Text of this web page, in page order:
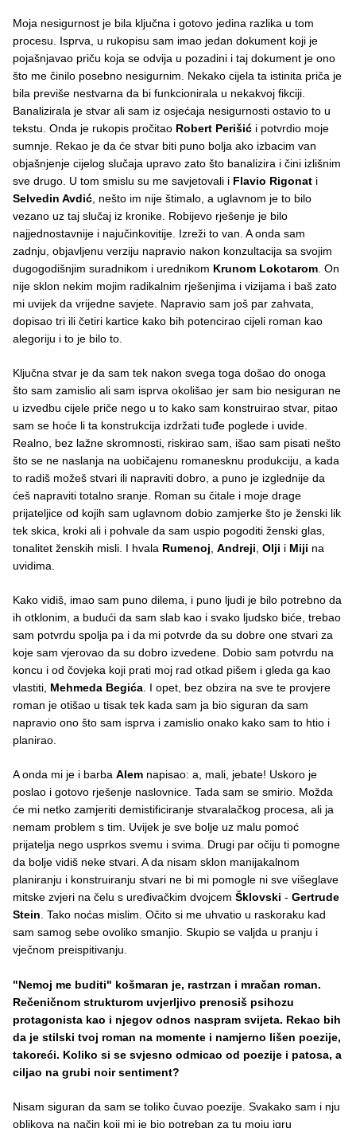
Moja nesigurnost je bila ključna i gotovo jedina razlika u tom
procesu. Isprva, u rukopisu sam imao jedan dokument koji je
pojašnjavao priču koja se odvija u pozadini i taj dokument je ono
što me činilo posebno nesigurnim. Nekako cijela ta istinita priča je
bila previše nestvarna da bi funkcionirala u nekakvoj fikciji.
Banalizirala je stvar ali sam iz osjećaja nesigurnosti ostavio to u
tekstu. Onda je rukopis pročitao Robert Perišić i potvrdio moje
sumnje. Rekao je da će stvar biti puno bolja ako izbacim van
objašnjenje cijelog slučaja upravo zato što banalizira i čini izlišnim
sve drugo. U tom smislu su me savjetovali i Flavio Rigonat i
Selvedin Avdić, nešto im nije štimalo, a uglavnom je to bilo
vezano uz taj slučaj iz kronike. Robijevo rješenje je bilo
najjednostavnije i najučinkovitije. Izreži to van. A onda sam
zadnju, objavljenu verziju napravio nakon konzultacija sa svojim
dugogodišnjim suradnikom i urednikom Krunom Lokotarom. On
nije sklon nekim mojim radikalnim rješenjima i vizijama i baš zato
mi uvijek da vrijedne savjete. Napravio sam još par zahvata,
dopisao tri ili četiri kartice kako bih potencirao cijeli roman kao
alegoriju i to je bilo to.
Ključna stvar je da sam tek nakon svega toga došao do onoga
što sam zamislio ali sam isprva okolišao jer sam bio nesiguran ne
u izvedbu cijele priče nego u to kako sam konstruirao stvar, pitao
sam se hoće li ta konstrukcija izdržati tuđe poglede i uvide.
Realno, bez lažne skromnosti, riskirao sam, išao sam pisati nešto
što se ne naslanja na uobičajenu romanesknu produkciju, a kada
to radiš možeš stvari ili napraviti dobro, a puno je izglednije da
ćeš napraviti totalno sranje. Roman su čitale i moje drage
prijateljice od kojih sam uglavnom dobio zamjerke što je ženski lik
tek skica, kroki ali i pohvale da sam uspio pogoditi ženski glas,
tonalitet ženskih misli. I hvala Rumenoj, Andreji, Olji i Miji na
uvidima.
Kako vidiš, imao sam puno dilema, i puno ljudi je bilo potrebno da
ih otklonim, a budući da sam slab kao i svako ljudsko biće, trebao
sam potvrdu spolja pa i da mi potvrde da su dobre one stvari za
koje sam vjerovao da su dobro izvedene. Dobio sam potvrdu na
koncu i od čovjeka koji prati moj rad otkad pišem i gleda ga kao
vlastiti, Mehmeda Begića. I opet, bez obzira na sve te provjere
roman je otišao u tisak tek kada sam ja bio siguran da sam
napravio ono što sam isprva i zamislio onako kako sam to htio i
planirao.
A onda mi je i barba Alem napisao: a, mali, jebate! Uskoro je
poslao i gotovo rješenje naslovnice. Tada sam se smirio. Možda
će mi netko zamjeriti demistificiranje stvaralačkog procesa, ali ja
nemam problem s tim. Uvijek je sve bolje uz malu pomoć
prijatelja nego usprkos svemu i svima. Drugi par očiju ti pomogne
da bolje vidiš neke stvari. A da nisam sklon manijakalnom
planiranju i konstruiranju stvari ne bi mi pomogle ni sve višeglave
mitske zvjeri na čelu s uređivačkim dvojcem Šklovski - Gertrude
Stein. Tako noćas mislim. Očito si me uhvatio u raskoraku kad
sam samog sebe ovoliko smanjio. Skupio se valjda u pranju i
vječnom preispitivanju.
"Nemoj me buditi" košmaran je, rastrzan i mračan roman.
Rečeničnom strukturom uvjerljivo prenosiš psihozu
protagonista kao i njegov odnos naspram svijeta. Rekao bih
da je stilski tvoj roman na momente i namjerno lišen poezije,
takoreći. Koliko si se svjesno odmicao od poezije i patosa, a
ciljao na grubi noir sentiment?
Nisam siguran da sam se toliko čuvao poezije. Svakako sam i nju
oblikova na način koji mi je bio potreban za tu moju igru